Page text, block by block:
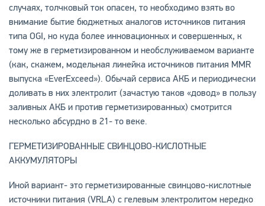
случаях, толчковый ток опасен, то необходимо взять во
внимание бытие бюджетных аналогов источников питания
типа OGI, но куда более инновационных и совершенных, к
тому же в герметизированном и необслуживаемом варианте
(как, скажем, модельная линейка источников питания MMR
выпуска «EverExceed»). Обычай сервиса АКБ и периодически
доливать в них электролит (зачастую таков «довод» в пользу
заливных АКБ и против герметизированных) смотрится
несколько абсурдно в 21- то веке.
ГЕРМЕТИЗИРОВАННЫЕ СВИНЦОВО-КИСЛОТНЫЕ
АККУМУЛЯТОРЫ
Иной вариант- это герметизированные свинцово-кислотные
источники питания (VRLA) с гелевым электролитом нередко